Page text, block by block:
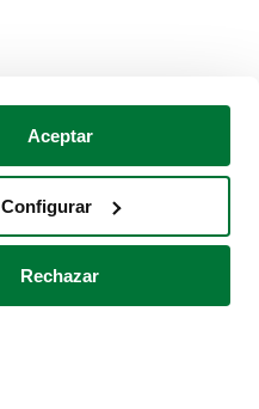
Aceptar
Configurar
Rechazar